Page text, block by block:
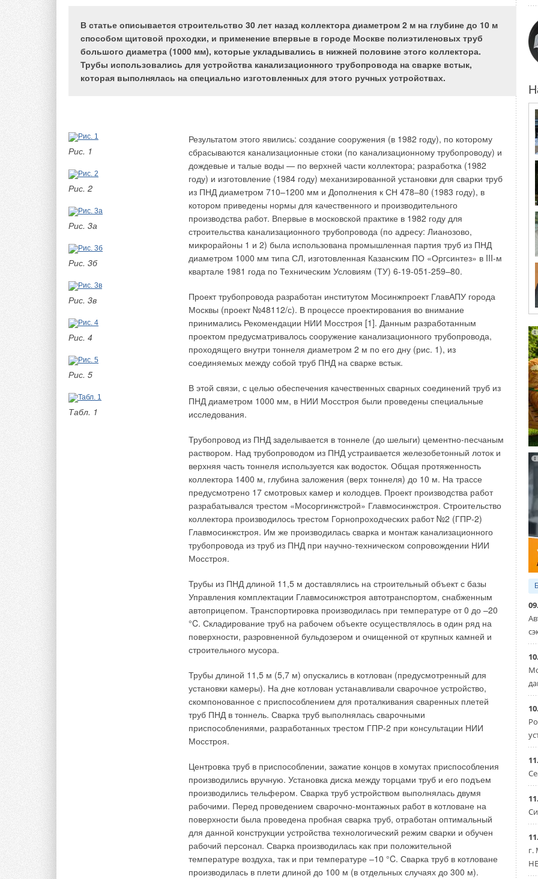
В статье описывается строительство 30 лет назад коллектора диаметром 2 м на глубине до 10 м
способом щитовой проходки, и применение впервые в городе Москве полиэтиленовых труб
большого диаметра (1000 мм), которые укладывались в нижней половине этого коллектора.
Трубы использовались для устройства канализационного трубопровода на сварке встык,
которая выполнялась на специально изготовленных для этого ручных устройствах.
Рис. 1
Рис. 2
Рис. 3а
Рис. 3б
Рис. 3в
Рис. 4
Рис. 5
Табл. 1
Результатом этого явились: создание сооружения (в 1982 году), по которому
сбрасываются канализационные стоки (по канализационному трубопроводу) и
дождевые и талые воды — по верхней части коллектора; разработка (1982
году) и изготовление (1984 году) механизированной установки для сварки труб
из ПНД диаметром 710–1200 мм и Дополнения к СН 478–80 (1983 году), в
котором приведены нормы для качественного и производительного
производства работ. Впервые в московской практике в 1982 году для
строительства канализационного трубопровода (по адресу: Лианозово,
микрорайоны 1 и 2) была использована промышленная партия труб из ПНД
диаметром 1000 мм типа СЛ, изготовленная Казанским ПО «Оргсинтез» в III-м
квартале 1981 года по Техническим Условиям (ТУ) 6-19-051-259–80.
Проект трубопровода разработан институтом Мосинжпроект ГлавАПУ города
Москвы (проект №48112/с). В процессе проектирования во внимание
принимались Рекомендации НИИ Мосстроя [1]. Данным разработанным
проектом предусматривалось сооружение канализационного трубопровода,
проходящего внутри тоннеля диаметром 2 м по его дну (рис. 1), из
соединяемых между собой труб ПНД на сварке встык.
В этой связи, с целью обеспечения качественных сварных соединений труб из
ПНД диаметром 1000 мм, в НИИ Мосстроя были проведены специальные
исследования.
Трубопровод из ПНД заделывается в тоннеле (до шелыги) цементно-песчаным
раствором. Над трубопроводом из ПНД устраивается железобетонный лоток и
верхняя часть тоннеля используется как водосток. Общая протяженность
коллектора 1400 м, глубина заложения (верх тоннеля) до 10 м. На трассе
предусмотрено 17 смотровых камер и колодцев. Проект производства работ
разрабатывался трестом «Мосоргинжстрой» Главмосинжстроя. Строительство
коллектора производилось трестом Горнопроходческих работ №2 (ГПР-2)
Главмосинжстроя. Им же производилась сварка и монтаж канализационного
трубопровода из труб из ПНД при научно-техническом сопровождении НИИ
Мосстроя.
Трубы из ПНД длиной 11,5 м доставлялись на строительный объект с базы
Управления комплектации Главмосинжстроя автотранспортом, снабженным
автоприцепом. Транспортировка производилась при температуре от 0 до –20
°C. Складирование труб на рабочем объекте осуществлялось в один ряд на
поверхности, разровненной бульдозером и очищенной от крупных камней и
строительного мусора.
Трубы длиной 11,5 м (5,7 м) опускались в котлован (предусмотренный для
установки камеры). На дне котлован устанавливали сварочное устройство,
скомпонованное с приспособлением для проталкивания сваренных плетей
труб ПНД в тоннель. Сварка труб выполнялась сварочными
приспособлениями, разработанных трестом ГПР-2 при консультации НИИ
Мосстроя.
Центровка труб в приспособлении, зажатие концов в хомутах приспособления
производились вручную. Установка диска между торцами труб и его подъем
производились тельфером. Сварка труб устройством выполнялась двумя
рабочими. Перед проведением сварочно-монтажных работ в котловане на
поверхности была проведена пробная сварка труб, отработан оптимальный
для данной конструкции устройства технологический режим сварки и обучен
рабочий персонал. Сварка производилась как при положительной
температуре воздуха, так и при температуре –10 °C. Сварка труб в котловане
производилась в плети длиной до 100 м (в отдельных случаях до 300 м).
г.
(класс энергоэффективности IE4) и предлагаются по цене насоса со
стандартным приводом класса энергоэффективности IE2. Можно долго
рассказывать о высокой надежности и прекрасных гидравлических
характеристиках насоса, достигаемых за счет высокоэффективной проточной
части, однако лучшим показателем достоинств оборудования является его
себя и на российских объектах коммерческой и жилой недвижимости.
Например, во многофункциональном комплексе «Белая площадь» —
ультрасовременным бизнес-центре, построенном в историческом районе
Москвы. Все инженерные системы комплекса полностью оснащены насосами
KSB. Насосы Etaline и Etaline PD поддерживают работу систем отопления и
кондиционирования. Объект сдан в эксплуатацию в 2009 году. А в таком
заметном объекте коммерческой недвижимости, как торговый центр
«Метрополис», циркуляция горячей воды в системе отопления
осуществляется несколькими насосами Etaline, оборудованными частотными
преобразователями PumpDrive.
Etaline, доказавший свою эксплуатационную надежность и эффективность,
вместе с другими насосами KSB пришелся по вкусу строителям олимпийских
объектов Сочи. Этими насосами оборудованы ледовая арена «Шайба»,
керлинговый центр «Ледяной куб», дворец для зимних видов спорта
«Айсберг».
Однако статья посвящена больше вопросам энергосбережения, которое в
данном случае обеспечивается приводом SuPremE. Как и любой стандартный
двигатель от KSB, он относится к классу энергоэффективных, но, в отличие от
прочих, соответствует стандарту IE4 — наивысшему из существующих в
настоящее время. Это новейшая разработка концерна в области приводов для
насосов. Преимущества этого двигателя: класс энергоэффективности IE4;
увеличенный КПД; высокий КПД в области низкой нагрузки. Отличительной
особенностью тандема Etaline + SupRemE является то, что здесь всегда
используется частотное регулирование. Именно такая комбинация дает
исключительные показатели энергоэффективности. Благодаря уникальной
конструкции синхронного двигателя возможно обеспечить экономию до 30 %.
А за счет частотного регулирования работы насоса в часы малой нагрузки
можно достичь уже 60 % экономии! Ведь Etaline, как и любой подобный насос,
часто работает в области небольшой нагрузки. Это немаловажный фактор,
который позволяет значительно увеличить КПД и повысить показатели
энергоэффективности.
Итак, комбинация насоса Etaline PD и синхронного двигателя SuPremE — это
оптимизированная гидравлическая система, экономия средств, экологичное,
надежное, а также безопасное решение. Сделайте свою систему
энергоэффективной вместе с уникальной комбинацией KSB Etaline + SuPremE.
→
→ Арматура KSB для систем ОВК зданий и сооружений
ЖУРНАЛ СОК ДЕКАБРЬ 2020
ЖУРНАЛ СОК ИЮЛЬ 2020
→ Новейшее поколение незасоряемых канализационных насосов
ЖУРНАЛ СОК МАЙ 2020
ЖУРНАЛ СОК ФЕВРАЛЬ 2020
Уведомления отключены
09-12-2013
В Европе уже начали запрещать продавать насосы класса D и ниже. У нас по-моему этого никогда не
произойдет, а поэтому и энергосберегающее оборудование будет мало востребованным. Пока не будет
Комментарий полезен?